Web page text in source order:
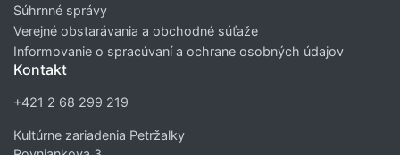
Súhrnné správy
Verejné obstarávania a obchodné súťaže
Informovanie o spracúvaní a ochrane osobných údajov
Kontakt
+421 2 68 299 219
Kultúrne zariadenia Petržalky